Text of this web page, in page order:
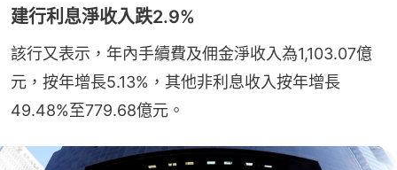
建行利息淨收入跌2.9%
該行又表示，年內手續費及佣金淨收入為1,103.07億
元，按年增長5.13%，其他非利息收入按年增長
49.48%至779.68億元。